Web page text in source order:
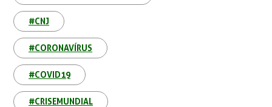
#CNJ
#CORONAVÍRUS
#COVID19
#CRISEMUNDIAL